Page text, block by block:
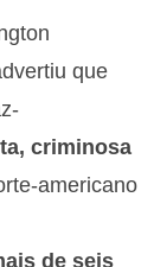
que
criminosa
americano
de seis